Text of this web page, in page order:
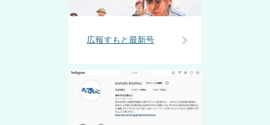
広報すもと最新号